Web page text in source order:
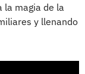
la magia de la
y llenando